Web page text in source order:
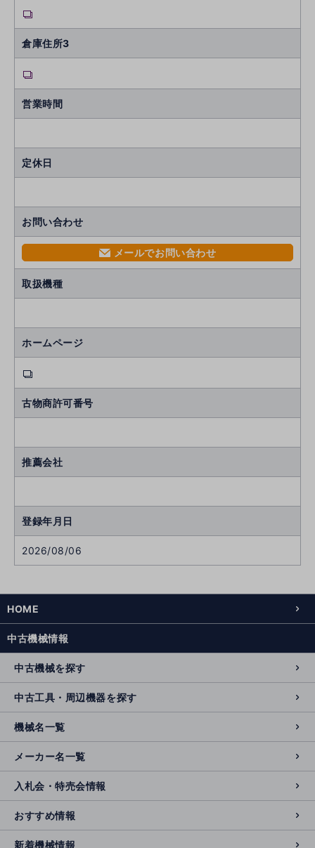
倉庫住所3
営業時間
定休日
お問い合わせ
mail メールでお問い合わせ
取扱機種
ホームページ
古物商許可番号
推薦会社
登録年月日
2026/08/06
HOME
中古機械情報
中古機械を探す
中古工具・周辺機器を探す
機械名一覧
メーカー名一覧
入札会・特売会情報
おすすめ情報
新着機械情報